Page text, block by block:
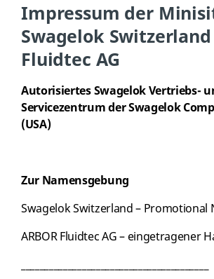
Impressum der
Swagelok
Fluidtec AG
Autorisiertes Swagelok Vertriebs-
Servicezentrum der Swagelok
(USA)
Zur Namensgebung
Swagelok Switzerland – Promotional
ARBOR Fluidtec AG– eingetragener
________________________________________